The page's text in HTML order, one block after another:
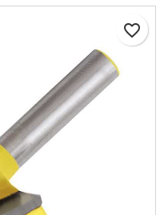
favorite_border